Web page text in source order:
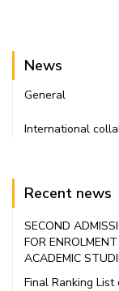
News
General
International
Recent news
SECOND
FOR
ACADEMIC
Final Ranking